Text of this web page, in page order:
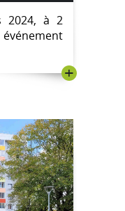
2024, à 2
+